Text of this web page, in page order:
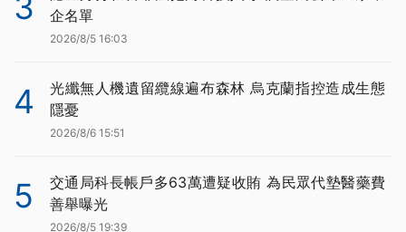
企名單
2026/8/5 16:03
4
光纖無人機遺留纜線遍布森林 烏克蘭指控造成生態
隱憂
2026/8/6 15:51
5
交通局科長帳戶多63萬遭疑收賄 為民眾代墊醫藥費
善舉曝光
2026/8/5 19:39